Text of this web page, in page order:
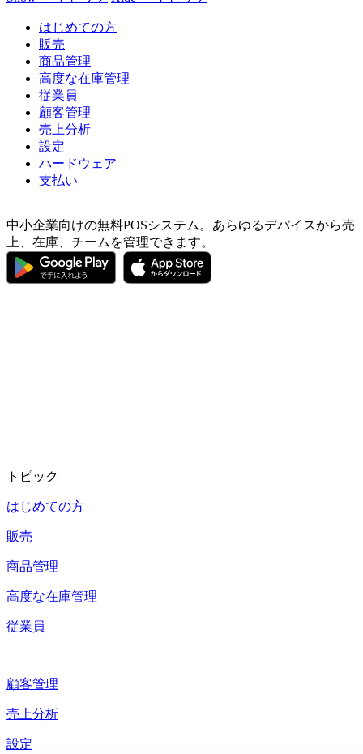
はじめての方
販売
商品管理
高度な在庫管理
従業員
顧客管理
売上分析
設定
ハードウェア
支払い
中小企業向けの無料POSシステム。あらゆるデバイスから売
上、在庫、チームを管理できます。
トピック
はじめての方
販売
商品管理
高度な在庫管理
従業員
顧客管理
売上分析
設定